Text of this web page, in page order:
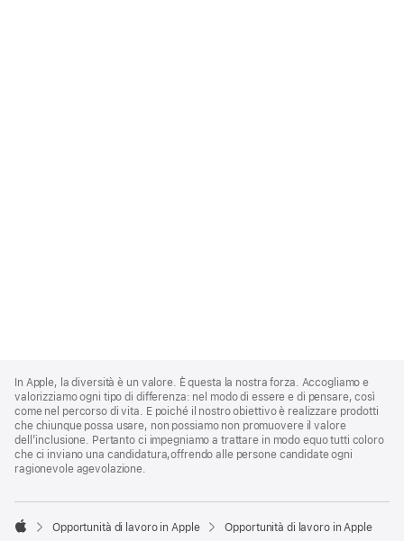
Footer
In Apple, la diversità è un valore. È questa la nostra forza. Accogliamo e
valorizziamo ogni tipo di differenza: nel modo di essere e di pensare, così
come nel percorso di vita. E poiché il nostro obiettivo è realizzare prodotti
che chiunque possa usare, non possiamo non promuovere il valore
dell’inclusione. Pertanto ci impegniamo a trattare in modo equo tutti coloro
che ci inviano una candidatura,offrendo alle persone candidate ogni
ragionevole agevolazione.

Opportunità di lavoro in Apple Opportunità di lavoro in Apple